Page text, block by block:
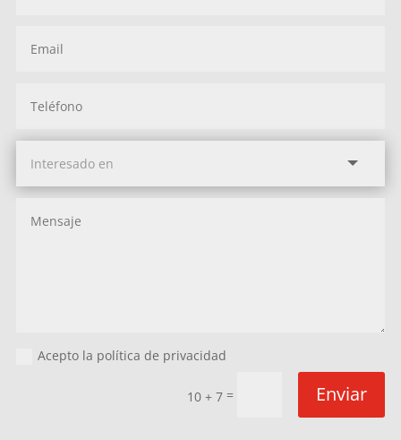
Acepto la política de privacidad
10 + 7 = Enviar